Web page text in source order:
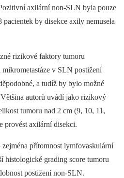
axilární non-SLN byla pouze
pacientek by disekce axily nemusela
rizikové faktory tumoru
v SLN postižení
a tudíž by bylo možné
autorů uvádí jako rizikový
tumoru nad 2 cm (9, 10, 11,
provést axilární disekci.
přítomnost lymfovaskulární
histologické grading score tumoru
postižení non-SLN.